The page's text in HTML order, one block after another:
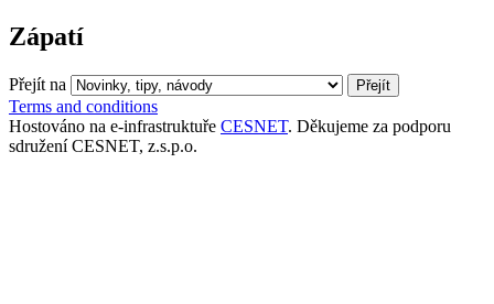
Zápatí
Přejít na
Terms and conditions
Hostováno na e-infrastruktuře CESNET. Děkujeme za podporu
sdružení CESNET, z.s.p.o.